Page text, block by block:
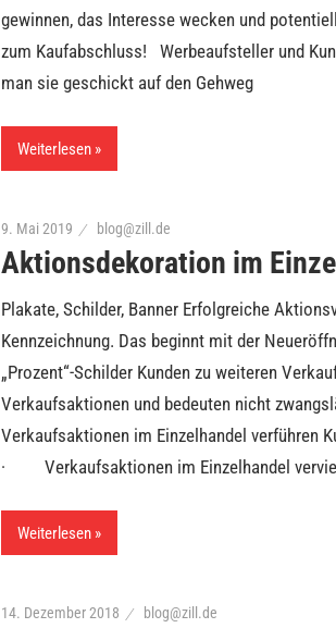
gewinnen, das Interesse wecken und
zum Kaufabschluss! Werbeaufsteller und
man sie geschickt auf den Gehweg
Weiterlesen
9. Mai 2019 blog@zill.de
Aktionsdekoration im
Plakate, Schilder, Banner Erfolgreiche
Kennzeichnung. Das beginnt mit der
„Prozent“-Schilder Kunden zu weiteren
Verkaufsaktionen und bedeuten nicht
Verkaufsaktionen im Einzelhandel verführen
· Verkaufsaktionen im Einzelhandel
Weiterlesen
14. Dezember 2018 blog@zill.de